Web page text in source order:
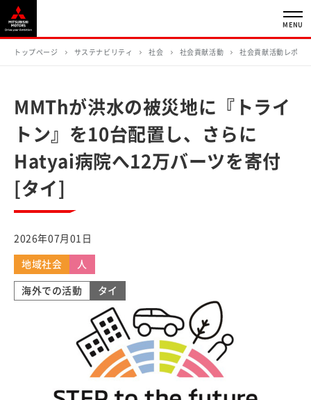
MENU
トップページ サステナビリティ 社会 社会貢献活動 社会貢献活動レポー
MMThが洪水の被災地に『トライ
トン』を10台配置し、さらに
Hatyai病院へ12万バーツを寄付
[タイ]
2026年07月01日
地域社会 人
海外での活動 タイ